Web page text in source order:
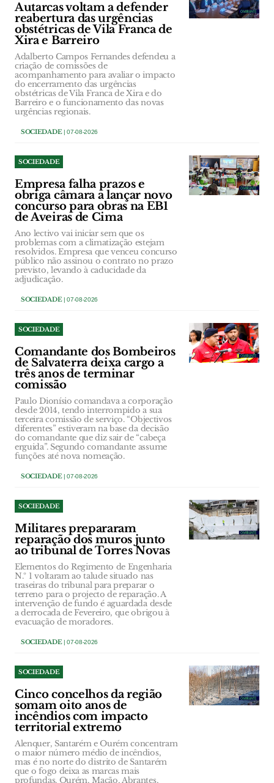
Autarcas voltam a defender
reabertura das urgências
obstétricas de Vila Franca de
Xira e Barreiro
Adalberto Campos Fernandes defendeu a
criação de comissões de
acompanhamento para avaliar o impacto
do encerramento das urgências
obstétricas de Vila Franca de Xira e do
Barreiro e o funcionamento das novas
urgências regionais.
SOCIEDADE| 07-08-2026
SOCIEDADE
Empresa falha prazos e
obriga câmara a lançar novo
concurso para obras na EB1
de Aveiras de Cima
Ano lectivo vai iniciar sem que os
problemas com a climatização estejam
resolvidos. Empresa que venceu concurso
público não assinou o contrato no prazo
previsto, levando à caducidade da
adjudicação.
SOCIEDADE| 07-08-2026
SOCIEDADE
Comandante dos Bombeiros
de Salvaterra deixa cargo a
três anos de terminar
comissão
Paulo Dionísio comandava a corporação
desde 2014, tendo interrompido a sua
terceira comissão de serviço. “Objectivos
diferentes” estiveram na base da decisão
do comandante que diz sair de “cabeça
erguida”. Segundo comandante assume
funções até nova nomeação.
SOCIEDADE| 07-08-2026
SOCIEDADE
Militares prepararam
reparação dos muros junto
ao tribunal de Torres Novas
Elementos do Regimento de Engenharia
N.º 1 voltaram ao talude situado nas
traseiras do tribunal para preparar o
terreno para o projecto de reparação. A
intervenção de fundo é aguardada desde
a derrocada de Fevereiro, que obrigou à
evacuação de moradores.
SOCIEDADE| 07-08-2026
SOCIEDADE
Cinco concelhos da região
somam oito anos de
incêndios com impacto
territorial extremo
Alenquer, Santarém e Ourém concentram
o maior número médio de incêndios,
mas é no norte do distrito de Santarém
que o fogo deixa as marcas mais
profundas. Ourém, Mação, Abrantes,